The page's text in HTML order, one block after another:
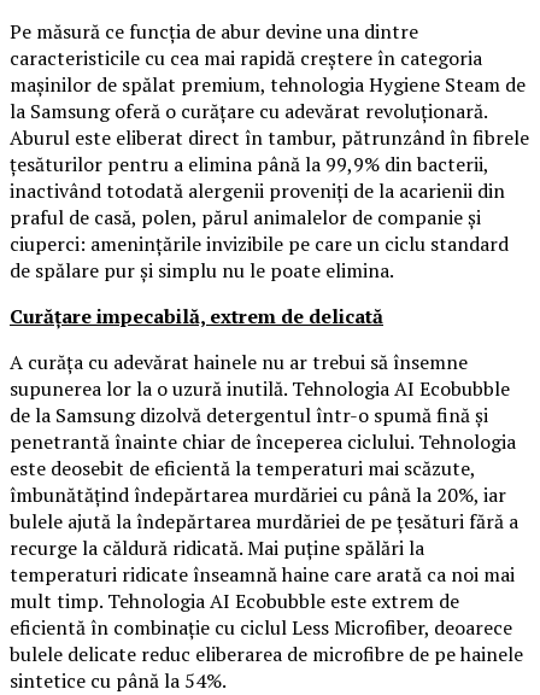
Pe măsură ce funcția de abur devine una dintre
caracteristicile cu cea mai rapidă creștere în categoria
mașinilor de spălat premium, tehnologia Hygiene Steam de
la Samsung oferă o curățare cu adevărat revoluționară.
Aburul este eliberat direct în tambur, pătrunzând în fibrele
țesăturilor pentru a elimina până la 99,9% din bacterii,
inactivând totodată alergenii proveniți de la acarienii din
praful de casă, polen, părul animalelor de companie și
ciuperci: amenințările invizibile pe care un ciclu standard
de spălare pur și simplu nu le poate elimina.
Curățare impecabilă, extrem de delicată
A curăța cu adevărat hainele nu ar trebui să însemne
supunerea lor la o uzură inutilă. Tehnologia AI Ecobubble
de la Samsung dizolvă detergentul într-o spumă fină și
penetrantă înainte chiar de începerea ciclului. Tehnologia
este deosebit de eficientă la temperaturi mai scăzute,
îmbunătățind îndepărtarea murdăriei cu până la 20%, iar
bulele ajută la îndepărtarea murdăriei de pe țesături fără a
recurge la căldură ridicată. Mai puține spălări la
temperaturi ridicate înseamnă haine care arată ca noi mai
mult timp. Tehnologia AI Ecobubble este extrem de
eficientă în combinație cu ciclul Less Microfiber, deoarece
bulele delicate reduc eliberarea de microfibre de pe hainele
sintetice cu până la 54%.